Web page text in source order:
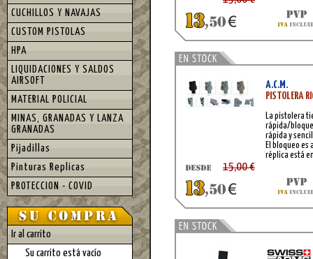
A.C.M.
PISTOLERA
La pistolera
rápida/
rápida y
El bloqueo
réplica está
15,00 €
CUCHILLOS Y NAVAJAS
CUSTOM PISTOLAS
HPA
LIQUIDACIONES Y SALDOS
AIRSOFT
MATERIAL POLICIAL
MINAS, GRANADAS Y LANZA
GRANADAS
Pijadillas
Pinturas Replicas
PROTECCION - COVID
Ir al carrito
Su carrito está vacío